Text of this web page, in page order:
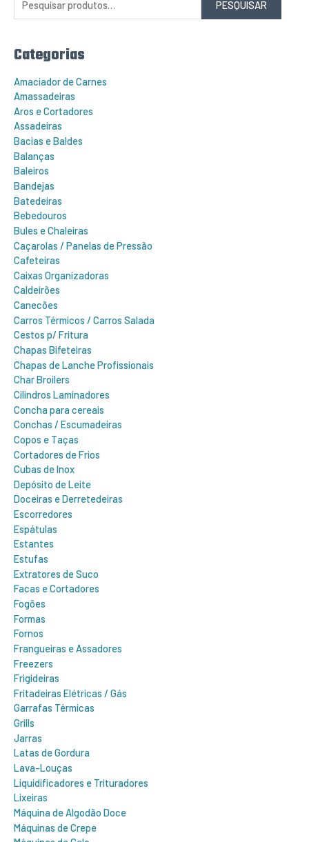
i
p
:
PESQUISAR
Categorias
Amaciador de Carnes
Amassadeiras
Aros e Cortadores
Assadeiras
Bacias e Baldes
Balanças
Baleiros
Bandejas
Batedeiras
Bebedouros
Bules e Chaleiras
Caçarolas / Panelas de Pressão
Cafeteiras
Caixas Organizadoras
Caldeirões
Canecões
Carros Térmicos / Carros Salada
Cestos p/ Fritura
Chapas Bifeteiras
Chapas de Lanche Profissionais
Char Broilers
Cilindros Laminadores
Concha para cereais
Conchas / Escumadeiras
Copos e Taças
Cortadores de Frios
Cubas de Inox
Depósito de Leite
Doceiras e Derretedeiras
Escorredores
Espátulas
Estantes
Estufas
Extratores de Suco
Facas e Cortadores
Fogões
Formas
Fornos
Frangueiras e Assadores
Freezers
Frigideiras
Fritadeiras Elétricas / Gás
Garrafas Térmicas
Grills
Jarras
Latas de Gordura
Lava-Louças
Liquidificadores e Trituradores
Lixeiras
Máquina de Algodão Doce
Máquinas de Crepe